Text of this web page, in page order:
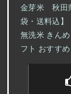
金芽米 秋田
袋・送料込
無洗米 きん
フト おすすめ